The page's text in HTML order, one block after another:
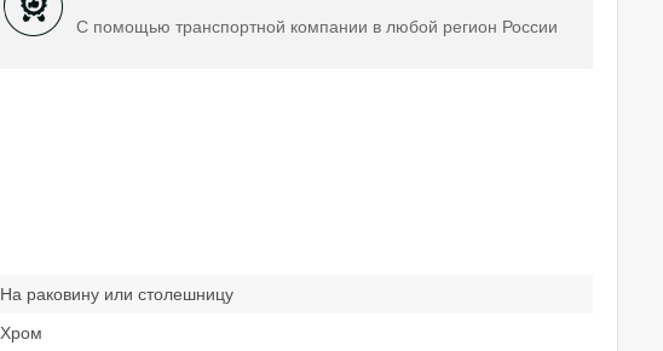
С помощью транспортной компании в любой регион России
На раковину или столешницу
Хром